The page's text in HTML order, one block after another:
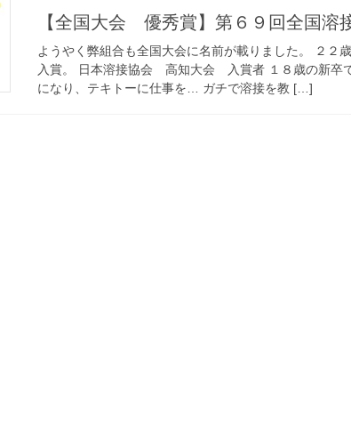
【全国大会 優秀賞】第６９回全国溶
ようやく弊組合も全国大会に名前が載りました。 ２２
入賞。 日本溶接協会 高知大会 入賞者 １８歳の新卒
になり、テキトーに仕事を… ガチで溶接を教 […]